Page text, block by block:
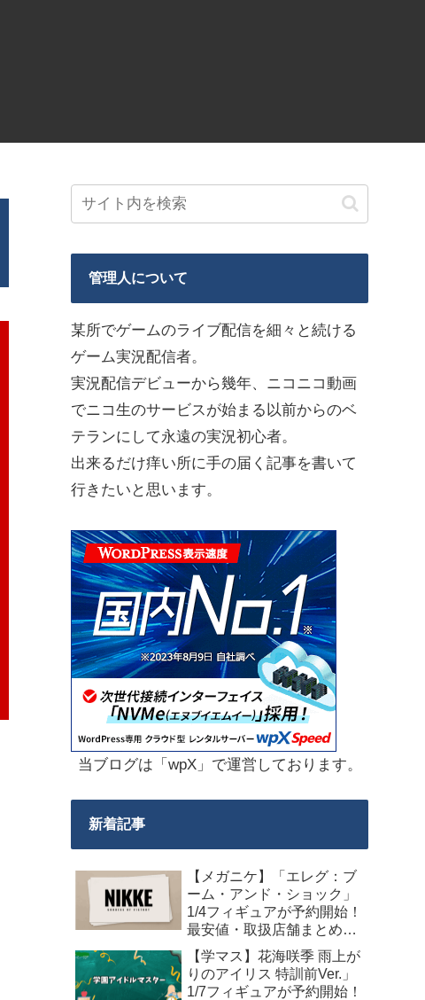
管理人について
某所でゲームのライブ配信を細々と続ける
ゲーム実況配信者。
実況配信デビューから幾年、ニコニコ動画
でニコ生のサービスが始まる以前からのベ
テランにして永遠の実況初心者。
出来るだけ痒い所に手の届く記事を書いて
行きたいと思います。
当ブログは「wpX」で運営しております。
新着記事
【メガニケ】「エレグ：ブ
ーム・アンド・ショック」
1/4フィギュアが予約開始！
最安値・取扱店舗まとめ
【2027年10月発売】
【学マス】花海咲季 雨上が
りのアイリス 特訓前Ver.」
1/7フィギュアが予約開始！